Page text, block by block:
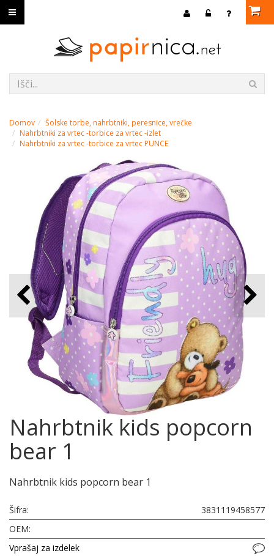
Domov
Šolske torbe, nahrbtniki, peresnice, vrečke
Nahrbtniki za vrtec -torbice za vrtec -izlet
Nahrbtniki za vrtec -torbice za vrtec PUNCE
Nahrbtnik kids popcorn
bear 1
Nahrbtnik kids popcorn bear 1
Šifra:
3831119458577
OEM:
Vprašaj za izdelek